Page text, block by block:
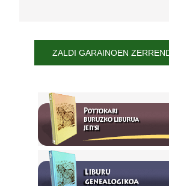
ZALDI GARAINOEN